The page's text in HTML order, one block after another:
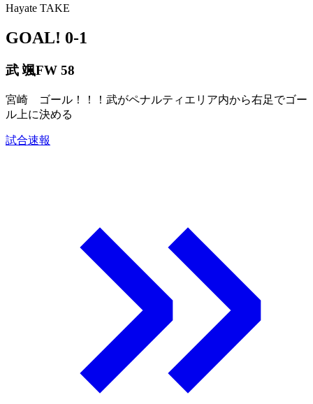
Hayate TAKE
GOAL! 0-1
武 颯FW 58
宮崎 ゴール！！！武がペナルティエリア内から右足でゴー
ル上に決める
試合速報